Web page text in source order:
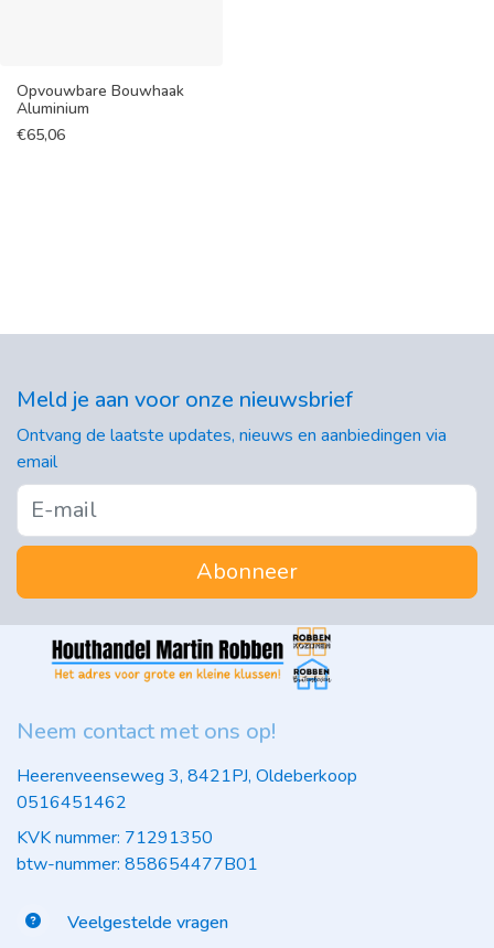
Opvouwbare Bouwhaak
Aluminium
€65,06
Meld je aan voor onze nieuwsbrief
Ontvang de laatste updates, nieuws en aanbiedingen via
email
Abonneer
Neem contact met ons op!
Heerenveenseweg 3, 8421PJ, Oldeberkoop
0516451462
KVK nummer: 71291350
btw-nummer: 858654477B01
Veelgestelde vragen